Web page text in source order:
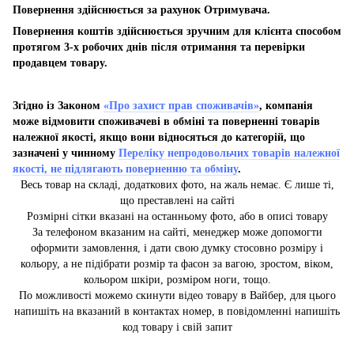
Повернення здійснюється за рахунок Отримувача.
Повернення коштів здійснюється зручним для клієнта способом
протягом 3-х робочих днів після отримання та перевірки
продавцем товару.
Згідно із Законом «Про захист прав споживачів», компанія
може відмовити споживачеві в обміні та поверненні товарів
належної якості, якщо вони відносяться до категорій, що
зазначені у чинному Переліку непродовольчих товарів належної
якості, не підлягають поверненню та обміну.
Весь товар на складі, додаткових фото, на жаль немає. Є лише ті,
що преставлені на сайті
Розмірні сітки вказані на останньому фото, або в описі товару
За телефоном вказаним на сайті, менеджер може допомогти
оформити замовлення, і дати свою думку стосовно розміру і
кольору, а не підібрати розмір та фасон за вагою, зростом, віком,
кольором шкіри, розміром ноги, тощо.
По можливості можемо скинути відео товару в Вайбер, для цього
напишіть на вказаний в контактах номер, в повідомленні напишіть
код товару і свій запит